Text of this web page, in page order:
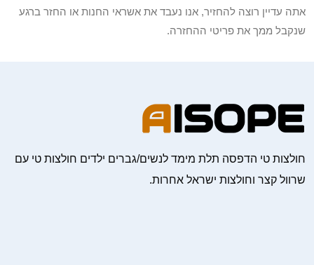
אתה עדיין רוצה להחזיר, אנו נעבד את אשראי החנות או החזר ברגע
שנקבל ממך את פריטי ההחזרה.
חולצות טי הדפסה תלת מימד לנשים/גברים ילדים חולצות טי עם
שרוול קצר וחולצות ישראל אחרות.